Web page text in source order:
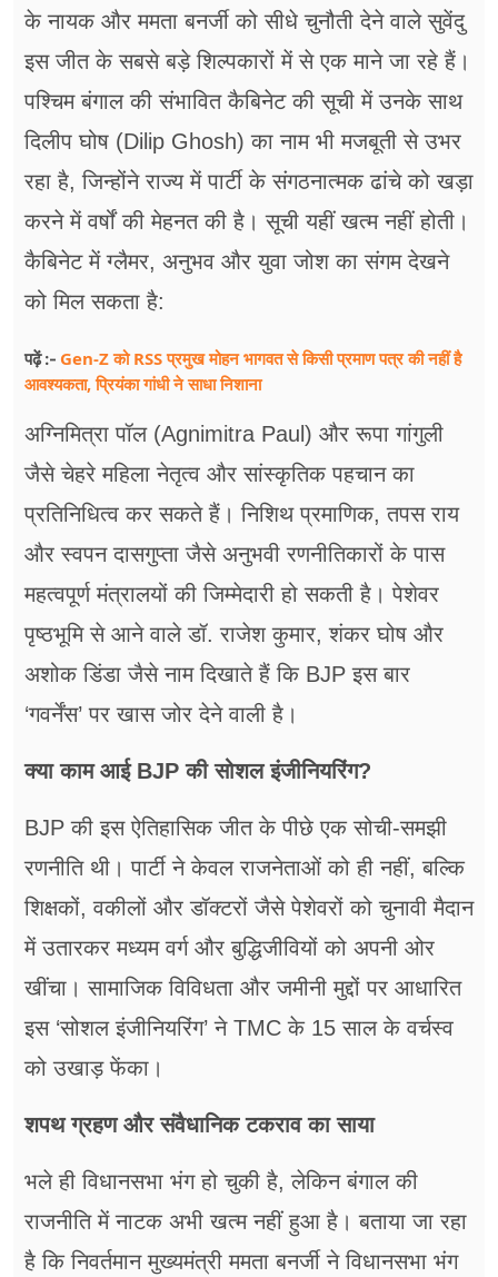
के नायक और ममता बनर्जी को सीधे चुनौती देने वाले सुवेंदु
इस जीत के सबसे बड़े शिल्पकारों में से एक माने जा रहे हैं।
पश्चिम बंगाल की संभावित कैबिनेट की सूची में उनके साथ
दिलीप घोष (Dilip Ghosh) का नाम भी मजबूती से उभर
रहा है, जिन्होंने राज्य में पार्टी के संगठनात्मक ढांचे को खड़ा
करने में वर्षों की मेहनत की है। सूची यहीं खत्म नहीं होती।
कैबिनेट में ग्लैमर, अनुभव और युवा जोश का संगम देखने
को मिल सकता है:
पढ़ें :- Gen-Z को RSS प्रमुख मोहन भागवत से किसी प्रमाण पत्र की नहीं है
आवश्यकता, प्रियंका गांधी ने साधा निशाना
अग्निमित्रा पॉल (Agnimitra Paul) और रूपा गांगुली
जैसे चेहरे महिला नेतृत्व और सांस्कृतिक पहचान का
प्रतिनिधित्व कर सकते हैं। निशिथ प्रमाणिक, तपस राय
और स्वपन दासगुप्ता जैसे अनुभवी रणनीतिकारों के पास
महत्वपूर्ण मंत्रालयों की जिम्मेदारी हो सकती है। पेशेवर
पृष्ठभूमि से आने वाले डॉ. राजेश कुमार, शंकर घोष और
अशोक डिंडा जैसे नाम दिखाते हैं कि BJP इस बार
‘गवर्नेंस’ पर खास जोर देने वाली है।
क्या काम आई BJP की सोशल इंजीनियरिंग?
BJP की इस ऐतिहासिक जीत के पीछे एक सोची-समझी
रणनीति थी। पार्टी ने केवल राजनेताओं को ही नहीं, बल्कि
शिक्षकों, वकीलों और डॉक्टरों जैसे पेशेवरों को चुनावी मैदान
में उतारकर मध्यम वर्ग और बुद्धिजीवियों को अपनी ओर
खींचा। सामाजिक विविधता और जमीनी मुद्दों पर आधारित
इस ‘सोशल इंजीनियरिंग’ ने TMC के 15 साल के वर्चस्व
को उखाड़ फेंका।
शपथ ग्रहण और संवैधानिक टकराव का साया
भले ही विधानसभा भंग हो चुकी है, लेकिन बंगाल की
राजनीति में नाटक अभी खत्म नहीं हुआ है। बताया जा रहा
है कि निवर्तमान मुख्यमंत्री ममता बनर्जी ने विधानसभा भंग